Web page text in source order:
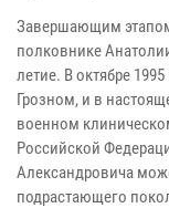
Завершающим этапом
полковнике
летие. В октябре
Грозном, и в
военном
Российской
Александровича
подрастающего